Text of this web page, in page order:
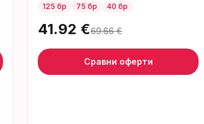
125 бр 75 бр 40 бр
41.92 €69.66€
Сравни оферти